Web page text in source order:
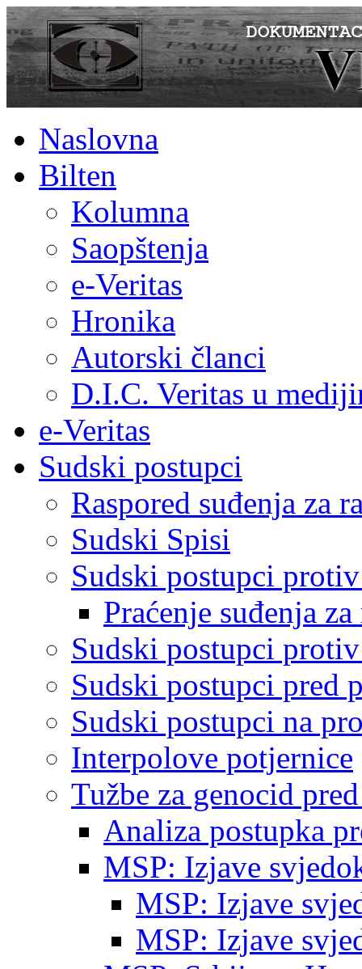
Naslovna
Bilten
Kolumna
Saopštenja
e-Veritas
Hronika
Autorski članci
D.I.C. Veritas u
e-Veritas
Sudski postupci
Raspored suđenja za
Sudski Spisi
Sudski postupci
Praćenje suđenja
Sudski postupci
Sudski postupci pred
Sudski postupci na
Interpolove potjernice
Tužbe za genocid
Analiza postupka
MSP: Izjave
MSP: Izjave
MSP: Izjave